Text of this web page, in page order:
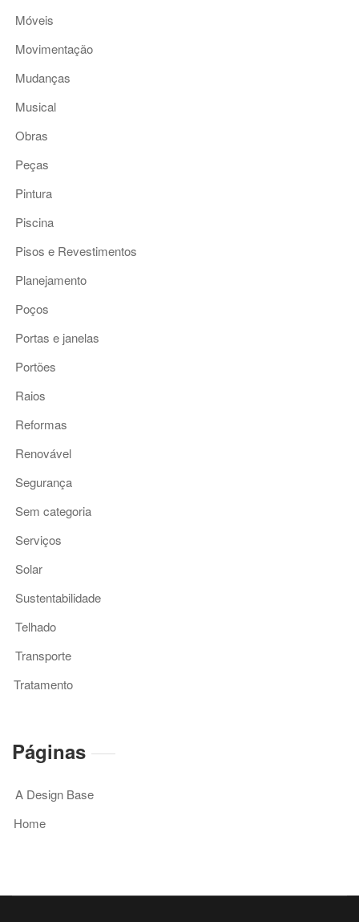
Móveis
Movimentação
Mudanças
Musical
Obras
Peças
Pintura
Piscina
Pisos e Revestimentos
Planejamento
Poços
Portas e janelas
Portões
Raios
Reformas
Renovável
Segurança
Sem categoria
Serviços
Solar
Sustentabilidade
Telhado
Transporte
Tratamento
Páginas
A Design Base
Home